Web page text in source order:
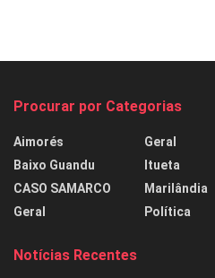
Procurar por Categorias
Aimorés
Baixo Guandu
CASO SAMARCO
Geral
Geral
Itueta
Marilândia
Política
Notícias Recentes